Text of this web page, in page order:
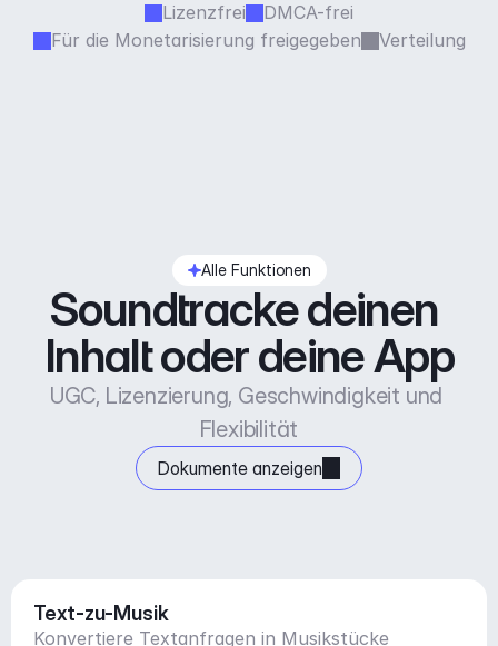
Lizenzfrei
DMCA-frei
Für die Monetarisierung freigegeben
Verteilung
Alle Funktionen
Soundtracke deinen
Inhalt oder deine App
UGC, Lizenzierung, Geschwindigkeit und
Flexibilität
Dokumente anzeigen
Text-zu-Musik
Konvertiere Textanfragen in Musikstücke